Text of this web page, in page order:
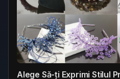
Alege Să-ți Exprimi Stilul